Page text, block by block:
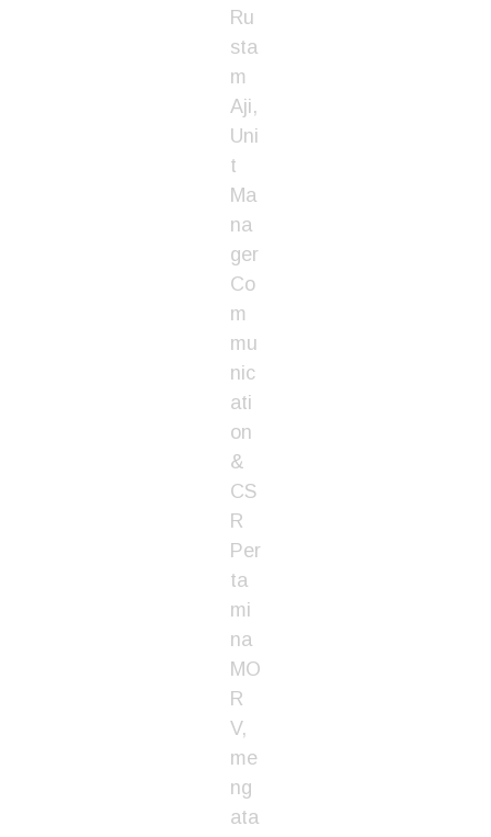
Ru
sta
m
Aji,
Uni
t
Ma
na
ger
Co
m
mu
nic
ati
on
&
CS
R
Per
ta
mi
na
MO
R
V,
me
ng
ata